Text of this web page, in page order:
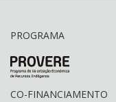
PROGRAMA
CO-FINANCIAMENTO